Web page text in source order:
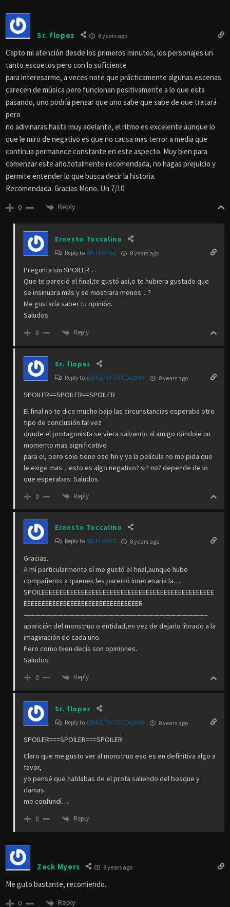
Sr. flopez 8 years ago
Capto mi atención desde los primeros minutos, los personajes un
tanto escuetos pero con lo suficiente
para interesarme, a veces note que prácticamente algunas escenas
carecen de música pero funcionan positivamente a lo que esta
pasando, uno podría pensar que uno sabe que sabe de que tratará
pero
no adivinaras hasta muy adelante, el ritmo es excelente aunque lo
que le miro de negativo es que no causa mas terror a media que
continua permanece constante en este aspecto. Muy bien para
comenzar este año.totalmente recomendada, no hagas prejuicio y
permite entender lo que busca decir la historia.
Recomendada. Gracias Mono. Un 7/10
0 Reply
Ernesto Toccalino
Reply to SR. FLOPEZ 8 years ago
Pregunta sin SPOILER…
Que te pareció el final,te gustó así,o te hubiera gustado que
se insinuara más y se mostrara menos…?
Me gustaría saber tu opinión.
Saludos.
0 Reply
Sr. flopez
Reply to ERNESTO TOCCALINO 8 years ago
SPOILER==SPOILER==SPOILER
El final no te dice mucho bajo las circunstancias esperaba otro
tipo de conclusión.tal vez
donde el protagonista se viera salvando al amigo dándole un
momento mas significativo
para el, pero solo tiene ese fin y ya la película no me pida que
le exige mas…esto es algo negativo? si? no? depende de lo
que esperabas. Saludos.
0 Reply
Ernesto Toccalino
Reply to SR. FLOPEZ 8 years ago
Gracias.
A mí particularmente sí me gustó el final,aunque hubo
compañeros a quienes les pareció innecesaria la…
SPOILEEEEEEEEEEEEEEEEEEEEEEEEEEEEEEEEEEEEEEEEEEEEEEEE
EEEEEEEEEEEEEEEEEEEEEEEEEEEEEEEER
————————————————————————————————–
aparición del monstruo o entidad,en vez de dejarlo librado a la
imaginación de cada uno.
Pero como bien decís son opiniones.
Saludos.
0 Reply
Sr. flopez
Reply to ERNESTO TOCCALINO 8 years ago
SPOILER===SPOILER===SPOILER
Claro que me gusto ver al monstruo eso es en definitiva algo a
favor,
yo pensé que hablabas de el prota saliendo del bosque y
damas
me confundí…
0 Reply
Zeck Myers 8 years ago
Me guto bastante, recomiendo.
0 Reply